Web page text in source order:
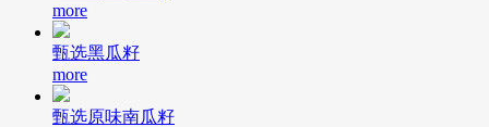
more
甄选黑瓜籽
more
甄选原味南瓜籽